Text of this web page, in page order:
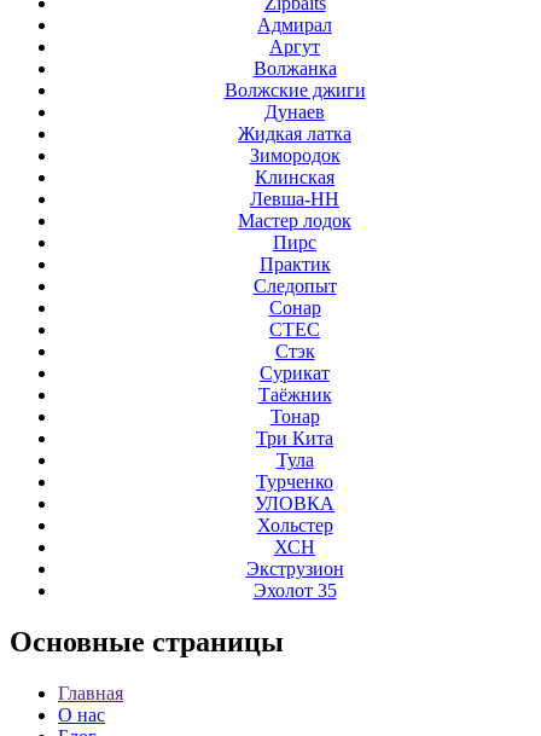
Адмирал
Аргут
Волжанка
Волжские джиги
Дунаев
Жидкая латка
Зимородок
Клинская
Левша-НН
Мастер лодок
Пирс
Практик
Следопыт
Сонар
СТЕС
Стэк
Сурикат
Таёжник
Тонар
Три Кита
Тула
Турченко
УЛОВКА
Хольстер
ХСН
Экструзион
Эхолот 35
Основные страницы
Главная
О нас